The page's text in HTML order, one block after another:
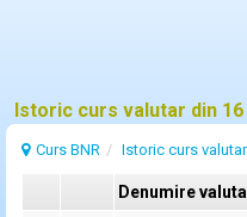
Istoric curs valutar din 16
Curs BNR Istoric curs valutar
Denumire valuta